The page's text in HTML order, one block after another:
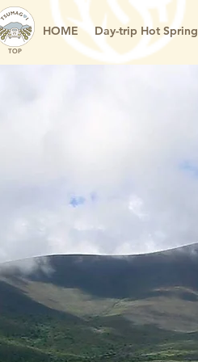
HOME Day-trip Hot Spring
TOP